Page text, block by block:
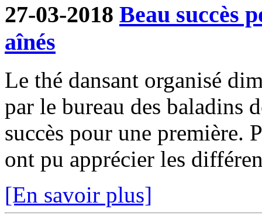
27-03-2018 Beau succès
aînés
Le thé dansant organisé
par le bureau des baladins
succès pour une première.
ont pu apprécier les
[En savoir plus]